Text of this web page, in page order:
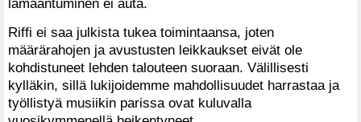
lamaantuminen ei auta.
Riffi ei saa julkista tukea toimintaansa, joten
määrärahojen ja avustusten leikkaukset eivät ole
kohdistuneet lehden talouteen suoraan. Välillisesti
kylläkin, sillä lukijoidemme mahdollisuudet harrastaa ja
työllistyä musiikin parissa ovat kuluvalla